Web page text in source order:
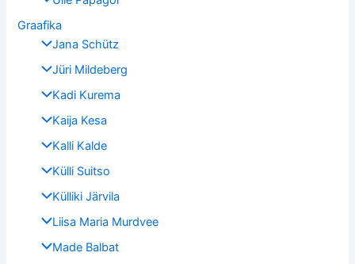
Graafika
Jana Schütz
Jüri Mildeberg
Kadi Kurema
Kaija Kesa
Kalli Kalde
Külli Suitso
Külliki Järvila
Liisa Maria Murdvee
Made Balbat